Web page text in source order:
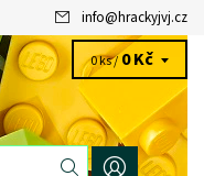
info@hrackyjvj.cz
0 ks /0 Kč